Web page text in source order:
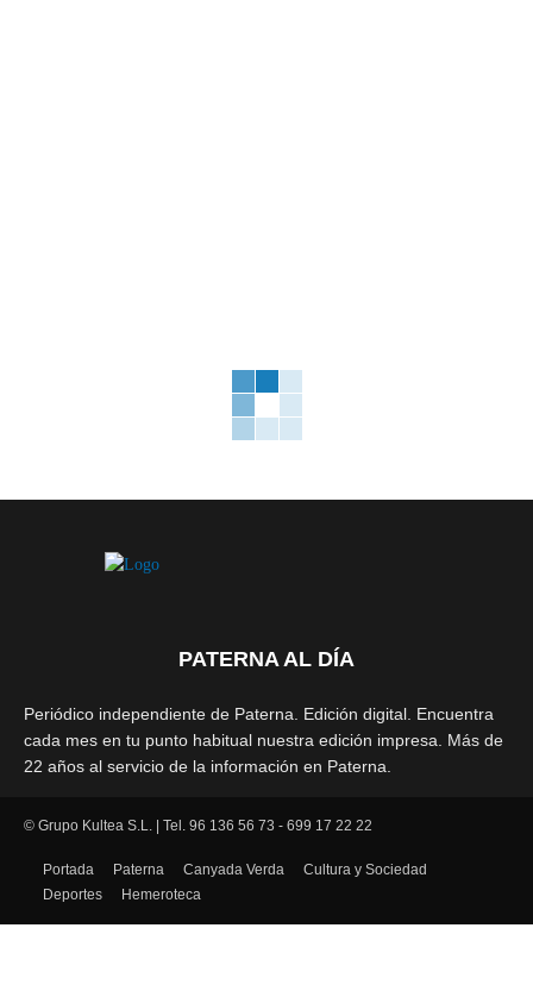
PATERNA AL DÍA
Periódico independiente de Paterna. Edición digital. Encuentra
cada mes en tu punto habitual nuestra edición impresa. Más de
22 años al servicio de la información en Paterna.
SÍGUENOS
© Grupo Kultea S.L. | Tel. 96 136 56 73 - 699 17 22 22
Portada Paterna Canyada Verda
Cultura y Sociedad
Deportes
Hemeroteca